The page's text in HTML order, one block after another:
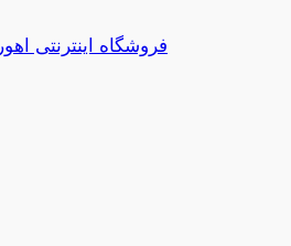
فروشگاه اینترنتی اهورا